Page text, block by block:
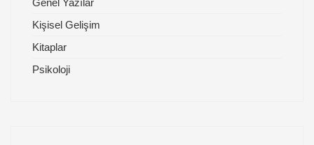
Genel Yazılar
Kişisel Gelişim
Kitaplar
Psikoloji